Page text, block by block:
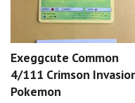
Exeggcute Common
4/111 Crimson
Pokemon